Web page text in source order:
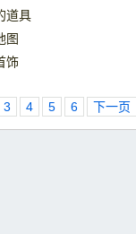
道具
图
饰
3 4 5 6 下一页